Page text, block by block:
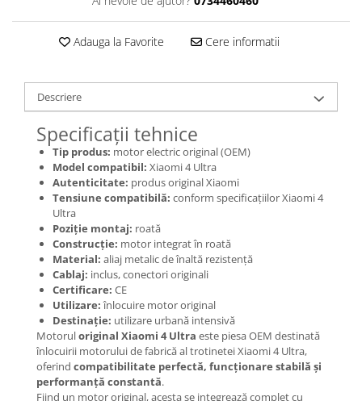
Valve & extensii
Electronică
Display-uri / ecrane
Lumini / iluminare
Motoare
Cabluri motoare
Senzori Hall
Controlere & Conversoare DC/DC
Încărcătoare
Prize de încărcare
Cabluri pentru baterii
Componente baterii
Localizatoare GPS
Mecanică
Furci / mânere principale &
Adauga la Favorite Cere informatii
Descriere
Specificații tehnice
Tip produs: motor electric original (OEM)
Model compatibil: Xiaomi 4 Ultra
Autenticitate: produs original Xiaomi
Tensiune compatibilă: conform specificațiilor Xiaomi 4
Ultra
Poziție montaj: roată
Construcție: motor integrat în roată
Material: aliaj metalic de înaltă rezistență
Cablaj: inclus, conectori originali
Certificare: CE
Utilizare:înlocuire motor original
Destinație: utilizare urbană intensivă
Motoruloriginal Xiaomi 4 Ultra este piesa OEM destinată
înlocuirii motorului de fabrică al trotinetei Xiaomi 4 Ultra,
oferind compatibilitate perfectă, funcționare stabilă și
performanță constantă.
Fiind un motor original, acesta se integrează complet cu